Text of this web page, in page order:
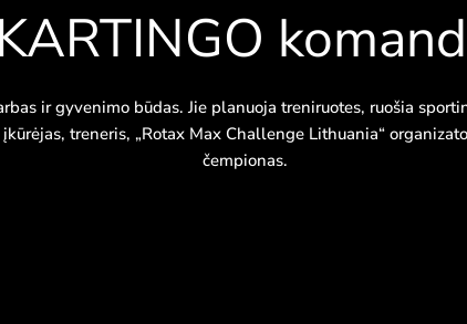
KARTINGO
ir gyvenimo būdas. Jie planuoja treniruotes, ruošia
treneris, „Rotax Max Challenge Lithuania“
čempionas.